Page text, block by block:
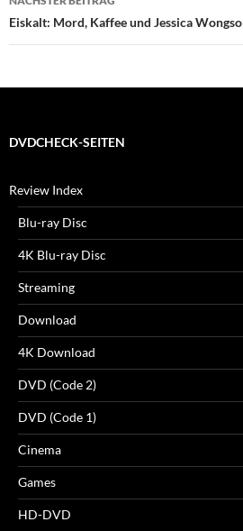
Eiskalt: Mord, Kaffee und Jessica Wongso
DVDCHECK-SEITEN
Review Index
Blu-ray Disc
4K Blu-ray Disc
Streaming
Download
4K Download
DVD (Code 2)
DVD (Code 1)
Cinema
Games
HD-DVD